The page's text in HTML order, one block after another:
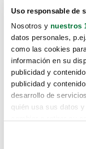
Uso responsable de
Nosotros y nuestros
datos personales,
como las cookies
información en su
publicidad y
publicidad y
desarrollo de
quién usa sus datos
Lo
te hemos
Pero puedes
buscando en